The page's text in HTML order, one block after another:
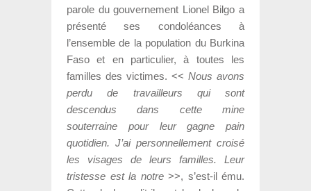
parole du gouvernement Lionel Bilgo a
présenté ses condoléances à
l’ensemble de la population du Burkina
Faso et en particulier, à toutes les
familles des victimes. << Nous avons
perdu de travailleurs qui sont
descendus dans cette mine
souterraine pour leur gagne pain
quotidien. J’ai personnellement croisé
les visages de leurs familles. Leur
tristesse est la notre>>, s’est-il ému.